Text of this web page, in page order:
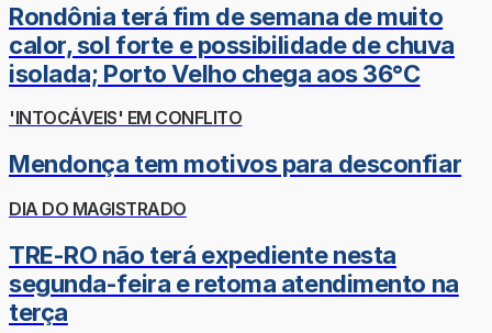
Rondônia terá fim de semana de muito
calor, sol forte e possibilidade de chuva
isolada; Porto Velho chega aos 36°C
'INTOCÁVEIS' EM CONFLITO
Mendonça tem motivos para desconfiar
DIA DO MAGISTRADO
TRE-RO não terá expediente nesta
segunda-feira e retoma atendimento na
terça